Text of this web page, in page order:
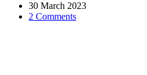
am
poprire?
30 March 2023
2 Comments